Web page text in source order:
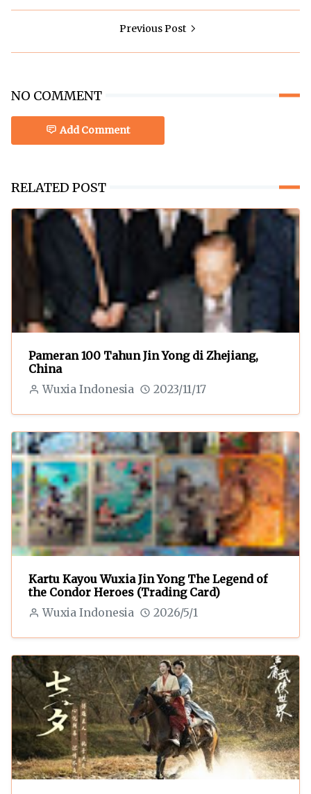
Previous Post
NO COMMENT
Add Comment
RELATED POST
Pameran 100 Tahun Jin Yong di Zhejiang,
China
Wuxia Indonesia 2023/11/17
Kartu Kayou Wuxia Jin Yong The Legend of
the Condor Heroes (Trading Card)
Wuxia Indonesia 2026/5/1